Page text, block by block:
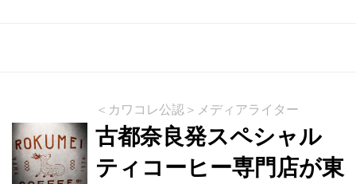
てもコーヒー愛好者にとっても魅力的
なアイテムです。 世界中を旅して出会
ったさまざまなコーヒー、その豊かな
味わいと香りに魅了された「バリスタ
＜カワコレ公認＞メディアライター
古都奈良発スペシャル
ティコーヒー専⾨店が東